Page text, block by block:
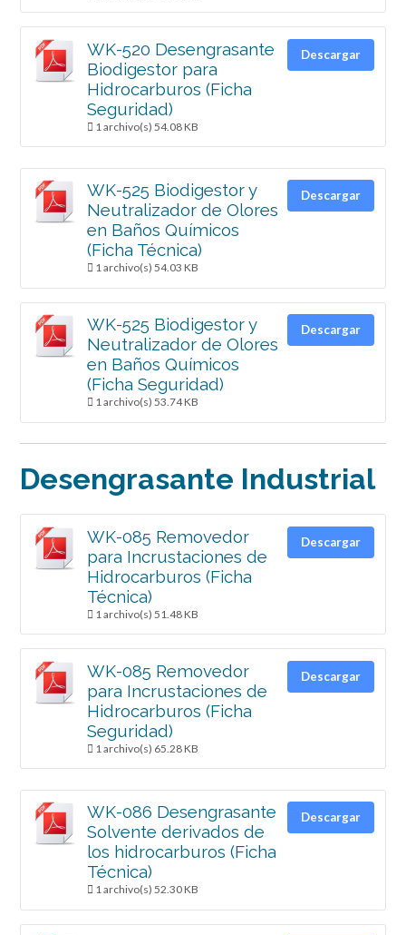
WK-520 Desengrasante
Biodigestor para
Hidrocarburos (Ficha
Seguridad)
1 archivo(s) 54.08 KB
Descargar
WK-525 Biodigestor y
Neutralizador de Olores
en Baños Químicos
(Ficha Técnica)
1 archivo(s) 54.03 KB
Descargar
WK-525 Biodigestor y
Neutralizador de Olores
en Baños Químicos
(Ficha Seguridad)
1 archivo(s) 53.74 KB
Descargar
Desengrasante Industrial
WK-085 Removedor
para Incrustaciones de
Hidrocarburos (Ficha
Técnica)
1 archivo(s) 51.48 KB
Descargar
WK-085 Removedor
para Incrustaciones de
Hidrocarburos (Ficha
Seguridad)
1 archivo(s) 65.28 KB
Descargar
WK-086 Desengrasante
Solvente derivados de
los hidrocarburos (Ficha
Técnica)
1 archivo(s) 52.30 KB
Descargar